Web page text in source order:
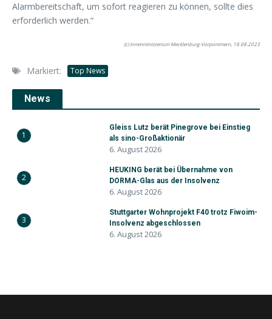
Alarmbereitschaft, um sofort reagieren zu können, sollte dies
erforderlich werden.“
(c) Innenministerium Mecklenburg-Vorpommern, 18.08.2023
Markiert: Top News
News
1
Gleiss Lutz berät Pinegrove bei Einstieg
als sino-Großaktionär
6. August 2026
2
HEUKING berät bei Übernahme von
DORMA-Glas aus der Insolvenz
6. August 2026
3
Stuttgarter Wohnprojekt F40 trotz Fiwoim-
Insolvenz abgeschlossen
6. August 2026